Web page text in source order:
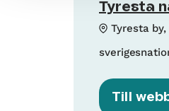
Tyresta
Tyresta
Till